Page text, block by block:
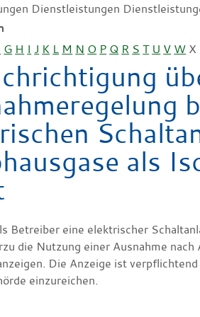
Dienstleistungen
G H I J K L M N O P Q R S T U V W X
als
Betreiber eine elektrischer
die Nutzung einer Ausnahme
Die Anzeige ist
einzureichen.